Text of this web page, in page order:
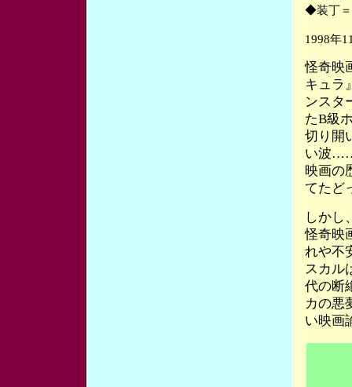
◆装丁
1998年
怪奇映
キュラ
ンスタ
たB級
切り開
い波……
映画の
てたど
しかし
怪奇映
れや不
スカル
代の断
カの悪
い映画